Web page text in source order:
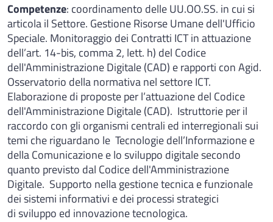
Competenze: coordinamento delle UU.OO.SS. in cui si
articola il Settore. Gestione Risorse Umane dell'Ufficio
Speciale. Monitoraggio dei Contratti ICT in attuazione
dell’art. 14-bis, comma 2, lett. h) del Codice
dell'Amministrazione Digitale (CAD) e rapporti con Agid.
Osservatorio della normativa nel settore ICT.
Elaborazione di proposte per l’attuazione del Codice
dell'Amministrazione Digitale (CAD). Istruttorie per il
raccordo con gli organismi centrali ed interregionali sui
temi che riguardano le Tecnologie dell’Informazione e
della Comunicazione e lo sviluppo digitale secondo
quanto previsto dal Codice dell'Amministrazione
Digitale. Supporto nella gestione tecnica e funzionale
dei sistemi informativi e dei processi strategici
di sviluppo ed innovazione tecnologica.